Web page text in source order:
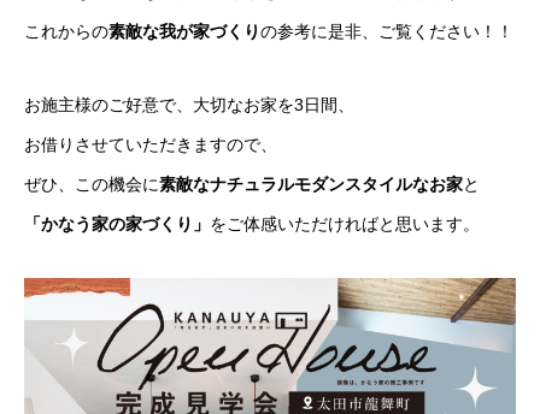
これからの素敵な我が家づくりの参考に是非、ご覧ください！！
お施主様のご好意で、大切なお家を3日間、
お借りさせていただきますので、
ぜひ、この機会に素敵なナチュラルモダンスタイルなお家と
「かなう家の家づくり」 をご体感いただければと思います。